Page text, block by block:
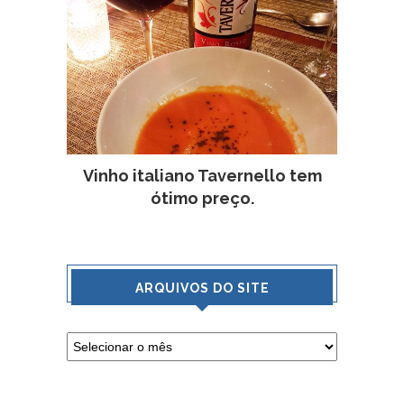
Vinho italiano Tavernello tem
ótimo preço.
ARQUIVOS DO SITE